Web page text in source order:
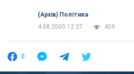
(Архів) Політика
4.08.2005 12:37
459
0